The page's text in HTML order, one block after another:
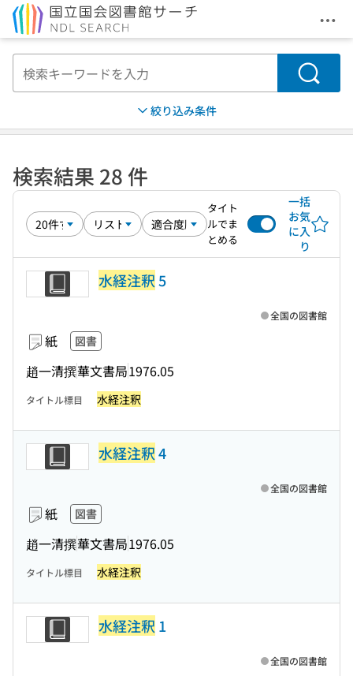
メ
検索
絞り込み条件
検索結果 28 件
タイト
ルでま
とめる
一括
お気
に入
り
水経注釈5
紙 図書
趙一清撰華文書局1976.05
全国の図書館
タイトル標目 水経注釈
水経注釈4
紙 図書
趙一清撰華文書局1976.05
全国の図書館
タイトル標目 水経注釈
水経注釈 1
全国の図書館